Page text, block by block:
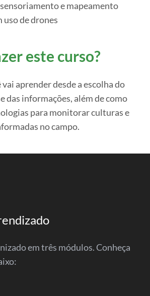
e mapeamento
uso de drones
este curso?
aprender desde a escolha do
das informações, além de como
para monitorar culturas e
no campo.
em três módulos. Conheça